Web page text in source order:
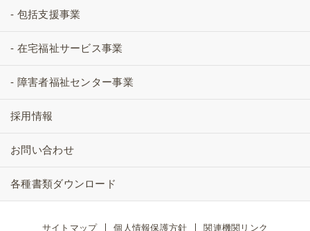
- 包括支援事業
- 在宅福祉サービス事業
- 障害者福祉センター事業
採用情報
お問い合わせ
各種書類ダウンロード
サイトマップ 個人情報保護方針 関連機関リンク